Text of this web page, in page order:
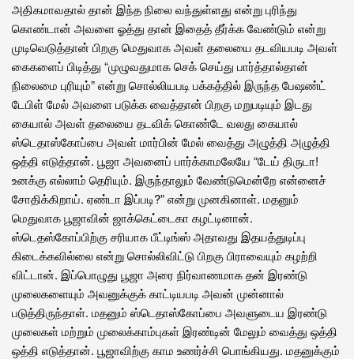
அதிகமாவதால் தான் இந்த நிலை வந்துள்ளது என்று புரிந்து
கொண்டான் அவளை ஓத்து தான் இதைத் தீர்க்க வேண்டும் என்று
முடிவெடுத்தான் பிறகு மெதுவாக அவள் தலையை தடவியபடி அவள்
கைகளைப் பிடித்து “முழுவதுமாக செக் செய்து பார்த்தால்தான்
நிலைமை புரியும்” என்று சொல்லியபடி பக்கத்தில் இருந்த பேஷண்ட்
டேபிள் மேல் அவளை படுக்க வைத்தான் பிறகு மறுபடியும் இடது
கையால் அவள் தலையை தடவிக் கொண்டே வலது கையால்
ஸ்டெதாஸ்கோப்பை அவள் மார்பின் மேல் வைத்து அழுத்தி அழுத்தி
ஒத்தி எடுத்தான். பூஜா அவனைப் பார்க்காமலேயே “டேய் திருடா!
உனக்கு எல்லாம் தெரியும். இருந்தாலும் வேண்டுமென்றே என்னைச்
சோதிக்கிறாய். ஏண்டா இப்படி?” என்று முனகினாள். மதனும்
மெதுவாக பூஜாவின் ஜாக்கெட்டைகா கழட்டினான்.
ஸ்டெதஸ்கோப்பிற்கு சரியாக பீட்டிங்ஸ் அதாவது இதயத்துடிப்பு
கிடைக்கவில்லை என்று சொல்லிவிட்டு பிறகு பிராவையும் கழற்றி
விட்டான். இப்பொழுது பூஜா அரை நிர்வாணமாக தன் இரண்டு
முலைகளையும் அவனுக்குக் காட்டியபடி அவன் முன்னால்
படுத்திருந்தாள். மதனும் ஸ்டெதாஸ்கோப்பை அவளுடைய இரண்டு
முலைகள் மற்றும் முலைக்காம்புகள் இரண்டின் மேலும் வைத்து ஒத்தி
ஒத்தி எடுத்தான். பூஜாவிற்கு காம உணர்ச்சி பொங்கியது. மதனுக்கும்